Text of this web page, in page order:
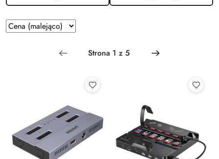
Zastosowano
sortowanie:
Sortuj
według